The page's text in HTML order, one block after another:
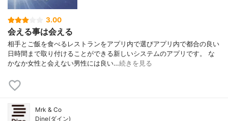
3.00
会える事は会える
相手とご飯を食べるレストランをアプリ内で選びアプリ内で都合の良い
日時間まで取り付けることができる新しいシステムのアプリです。 な
かなか女性と会えない男性には良い…続きを見る
Mrk & Co
Dine(ダイン)